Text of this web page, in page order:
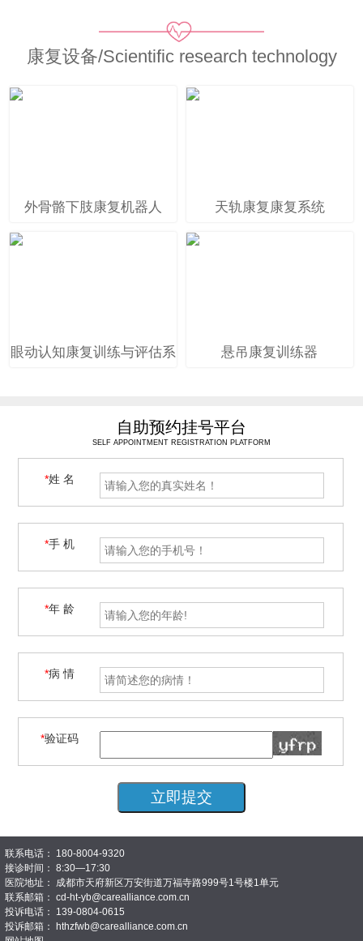
康复设备/Scientific research technology
外骨骼下肢康复机器人 天轨康复康复系统
眼动认知康复训练与评估系
悬吊康复训练器
自助预约挂号平台
SELF APPOINTMENT REGISTRATION PLATFORM
*姓 名
*手 机
*年 龄
*病 情
*验证码
联系电话： 180-8004-9320
接诊时间： 8:30—17:30
医院地址： 成都市天府新区万安街道万福寺路999号1号楼1单元
联系邮箱： cd-ht-yb@carealliance.com.cn
投诉电话： 139-0804-0615
投诉邮箱： hthzfwb@carealliance.com.cn